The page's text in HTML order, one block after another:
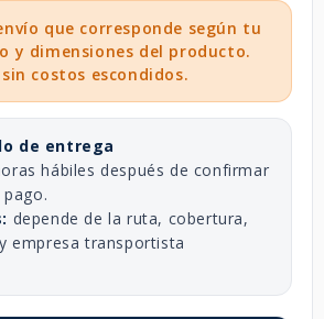
que corresponde según tu
y dimensiones del producto.
costos escondidos.
de entrega
hábiles después de confirmar
depende de la ruta, cobertura,
empresa transportista